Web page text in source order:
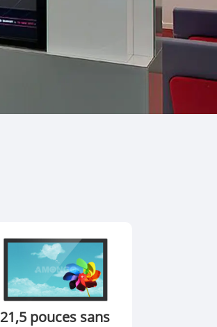
한국어
21,5 pouces sans